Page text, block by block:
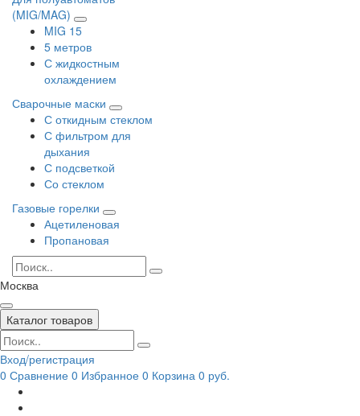
(MIG/MAG)
MIG 15
5 метров
С жидкостным
охлаждением
Сварочные маски
С откидным стеклом
С фильтром для
дыхания
С подсветкой
Со стеклом
Газовые горелки
Ацетиленовая
Пропановая
Москва
Каталог товаров
Вход/регистрация
0 Сравнение 0 Избранное 0 Корзина 0 руб.